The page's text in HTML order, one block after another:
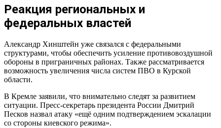
Реакция региональных и
федеральных властей
Александр Хинштейн уже связался с федеральными
структурами, чтобы обеспечить усиление противовоздушной
обороны в приграничных районах. Также рассматривается
возможность увеличения числа систем ПВО в Курской
области.
В Кремле заявили, что внимательно следят за развитием
ситуации. Пресс-секретарь президента России Дмитрий
Песков назвал атаку «ещё одним подтверждением эскалации
со стороны киевского режима».